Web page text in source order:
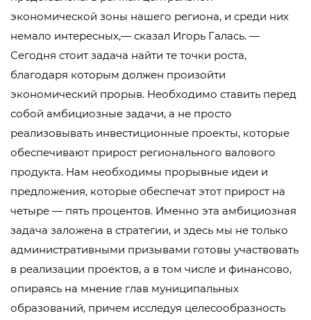
экономической зоны нашего региона, и среди них
немало интересных,— сказал Игорь Галась. —
Сегодня стоит задача найти те точки роста,
благодаря которым должен произойти
экономический прорыв. Необходимо ставить перед
собой амбициозные задачи, а не просто
реализовывать инвестиционные проекты, которые
обеспечивают прирост регионального валового
продукта. Нам необходимы прорывные идеи и
предложения, которые обеспечат этот прирост на
четыре — пять процентов. Именно эта амбициозная
задача заложена в стратегии, и здесь мы не только
административными призывами готовы участвовать
в реализации проектов, а в том числе и финансово,
опираясь на мнение глав муниципальных
образований, причем исследуя целесообразность